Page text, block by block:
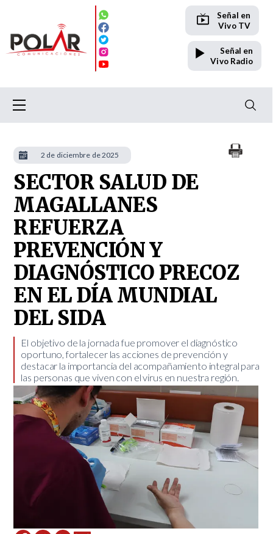
Señal en
Vivo TV
Señal en
Vivo Radio
SECTOR SALUD DE
MAGALLANES
REFUERZA
PREVENCIÓN Y
DIAGNÓSTICO PRECOZ
EN EL DÍA MUNDIAL
DEL SIDA
​El objetivo de la jornada fue promover el diagnóstico
oportuno, fortalecer las acciones de prevención y
destacar la importancia del acompañamiento integral para
las personas que viven con el virus en nuestra región.
2 de diciembre de 2025